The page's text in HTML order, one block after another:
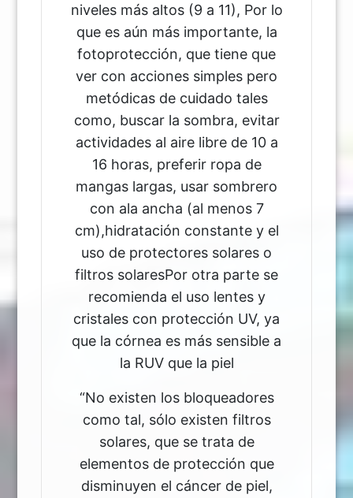
niveles más altos (9 a 11), Por lo
que es aún más importante, la
fotoprotección, que tiene que
ver con acciones simples pero
metódicas de cuidado tales
como, buscar la sombra, evitar
actividades al aire libre de 10 a
16 horas, preferir ropa de
mangas largas, usar sombrero
con ala ancha (al menos 7
cm),hidratación constante y el
uso de protectores solares o
filtros solaresPor otra parte se
recomienda el uso lentes y
cristales con protección UV, ya
que la córnea es más sensible a
la RUV que la piel
“No existen los bloqueadores
como tal, sólo existen filtros
solares, que se trata de
elementos de protección que
disminuyen el cáncer de piel,